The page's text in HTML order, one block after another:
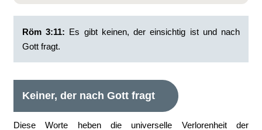
Röm 3:11: Es gibt keinen, der einsichtig ist und nach
Gott fragt.
Keiner, der nach Gott fragt
Diese Worte heben die universelle Verlorenheit der